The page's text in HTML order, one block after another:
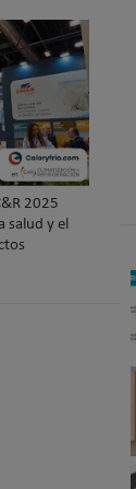
2025
salud y el